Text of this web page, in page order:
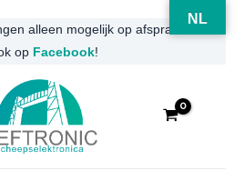
alleen mogelijk op afspraak
op Facebook!
NL